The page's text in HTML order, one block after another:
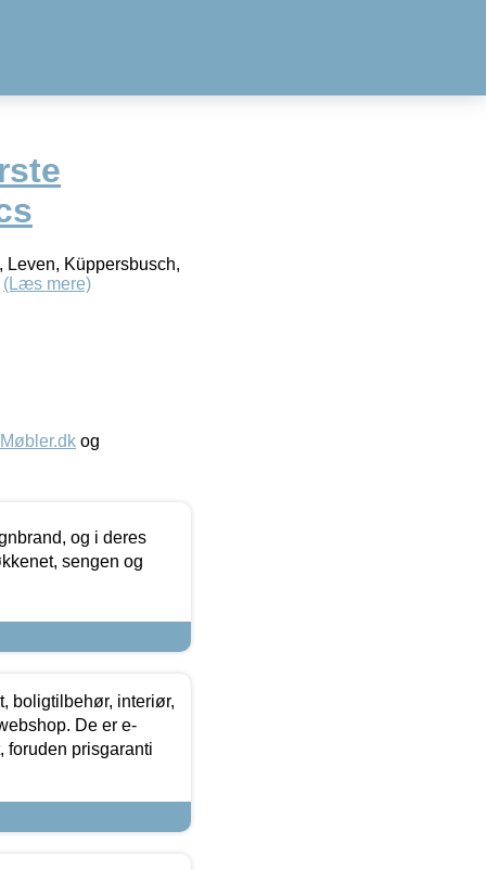
Leven, Küppersbusch,
(Læs mere)
og
og i deres
sengen og
boligtilbehør, interiør,
De er e-
foruden prisgaranti